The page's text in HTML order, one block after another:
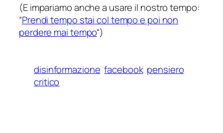
(E impariamo anche a usare il nostro tempo:
“Prendi tempo stai col tempo e poi non
perdere mai tempo“)
disinformazione facebook pensiero
critico